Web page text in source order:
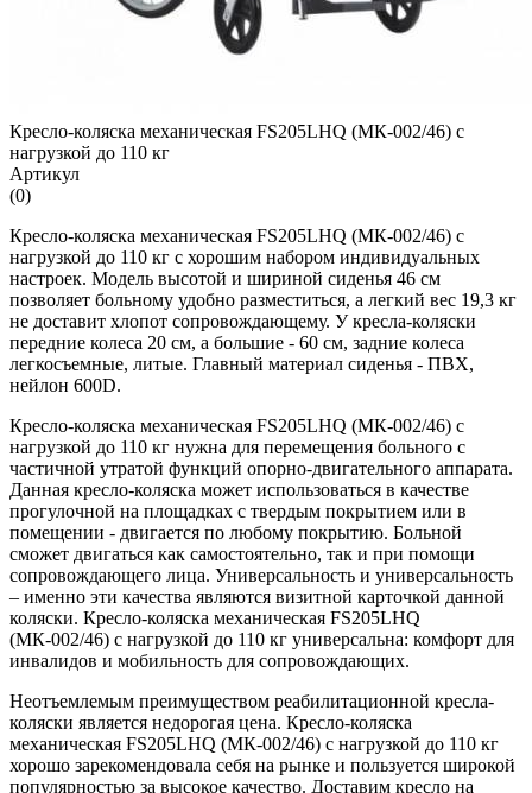
Кресло-коляска механическая FS205LHQ (МК-002/46) с
нагрузкой до 110 кг
Артикул
(0)
Кресло-коляска механическая FS205LHQ (МК-002/46) с
нагрузкой до 110 кг с хорошим набором индивидуальных
настроек. Модель высотой и шириной сиденья 46 см
позволяет больному удобно разместиться, а легкий вес 19,3 кг
не доставит хлопот сопровождающему. У кресла-коляски
передние колеса 20 см, а большие - 60 см, задние колеса
легкосъемные, литые. Главный материал сиденья - ПВХ,
нейлон 600D.
Кресло-коляска механическая FS205LHQ (МК-002/46) с
нагрузкой до 110 кг нужна для перемещения больного с
частичной утратой функций опорно-двигательного аппарата.
Данная кресло-коляска может использоваться в качестве
прогулочной на площадках с твердым покрытием или в
помещении - двигается по любому покрытию. Больной
сможет двигаться как самостоятельно, так и при помощи
сопровождающего лица. Универсальность и универсальность
– именно эти качества являются визитной карточкой данной
коляски. Кресло-коляска механическая FS205LHQ
(МК-002/46) с нагрузкой до 110 кг универсальна: комфорт для
инвалидов и мобильность для сопровождающих.
Неотъемлемым преимуществом реабилитационной кресла-
коляски является недорогая цена. Кресло-коляска
механическая FS205LHQ (МК-002/46) с нагрузкой до 110 кг
хорошо зарекомендовала себя на рынке и пользуется широкой
популярностью за высокое качество. Доставим кресло на